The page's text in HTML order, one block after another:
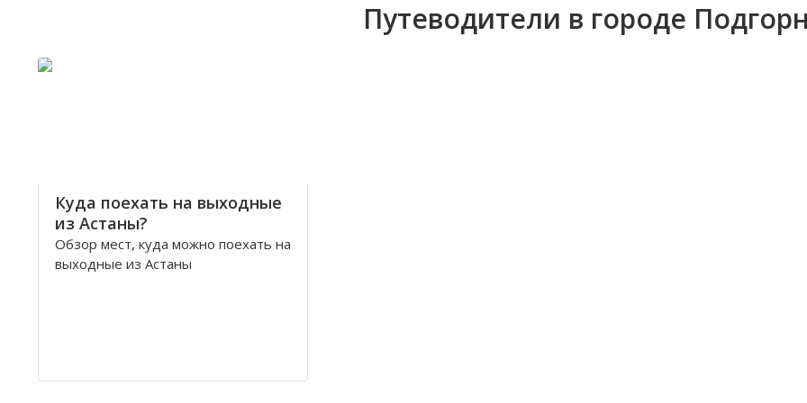
Путеводители в городе
Куда поехать на выходные
из Астаны?
Обзор мест, куда можно поехать на
выходные из Астаны